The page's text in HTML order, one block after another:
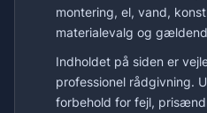
montering, el, vand,
materialevalg og
Indholdet på siden er
professionel rådgivning.
forbehold for fejl,